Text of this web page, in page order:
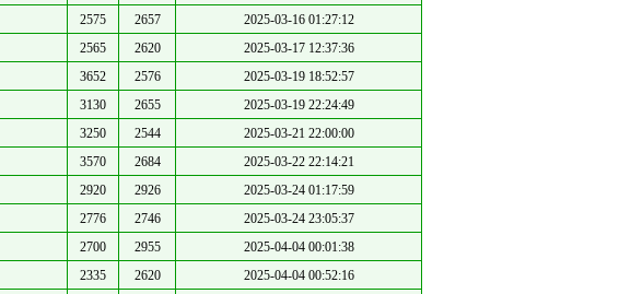
2575 2657
2025-03-16 01:27:12
2565 2620
2025-03-17 12:37:36
3652 2576
2025-03-19 18:52:57
3130 2655
2025-03-19 22:24:49
3250 2544
2025-03-21 22:00:00
3570 2684
2025-03-22 22:14:21
2920 2926
2025-03-24 01:17:59
2776 2746
2025-03-24 23:05:37
2700 2955
2025-04-04 00:01:38
2335 2620
2025-04-04 00:52:16